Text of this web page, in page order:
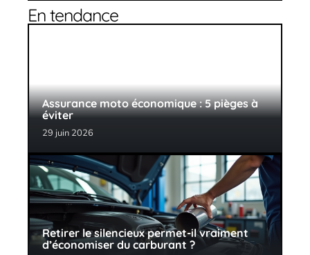
En tendance
Assurance moto économique : 5 pièges à
éviter
29 juin 2026
Retirer le silencieux permet-il vraiment
d’économiser du carburant ?